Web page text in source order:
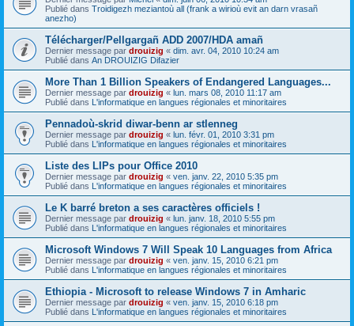
Publié dans Troidigezh meziantoù all (frank a wirioù evit an darn vrasañ
anezho)
Télécharger/Pellgargañ ADD 2007/HDA amañ
Dernier message par drouizig « dim. avr. 04, 2010 10:24 am
Publié dans An DROUIZIG Difazier
More Than 1 Billion Speakers of Endangered Languages...
Dernier message par drouizig « lun. mars 08, 2010 11:17 am
Publié dans L'informatique en langues régionales et minoritaires
Pennadoù-skrid diwar-benn ar stlenneg
Dernier message par drouizig « lun. févr. 01, 2010 3:31 pm
Publié dans L'informatique en langues régionales et minoritaires
Liste des LIPs pour Office 2010
Dernier message par drouizig « ven. janv. 22, 2010 5:35 pm
Publié dans L'informatique en langues régionales et minoritaires
Le K barré breton a ses caractères officiels !
Dernier message par drouizig « lun. janv. 18, 2010 5:55 pm
Publié dans L'informatique en langues régionales et minoritaires
Microsoft Windows 7 Will Speak 10 Languages from Africa
Dernier message par drouizig « ven. janv. 15, 2010 6:21 pm
Publié dans L'informatique en langues régionales et minoritaires
Ethiopia - Microsoft to release Windows 7 in Amharic
Dernier message par drouizig « ven. janv. 15, 2010 6:18 pm
Publié dans L'informatique en langues régionales et minoritaires